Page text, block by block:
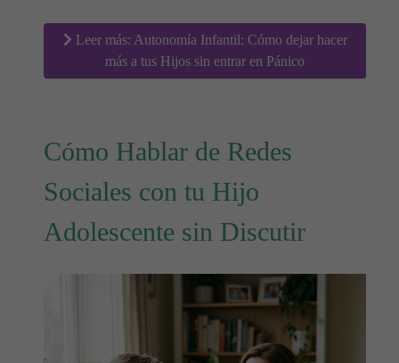
Leer más: Autonomía Infantil: Cómo dejar hacer
más a tus Hijos sin entrar en Pánico
Cómo Hablar de Redes
Sociales con tu Hijo
Adolescente sin Discutir